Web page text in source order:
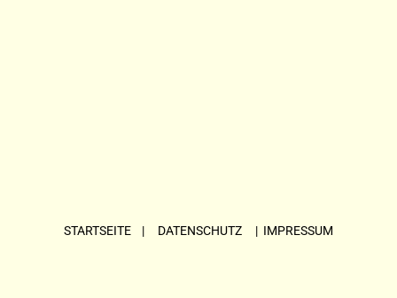
STARTSEITE | DATENSCHUTZ | IMPRESSUM